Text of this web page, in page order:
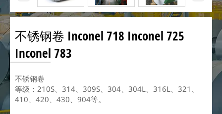
不锈钢卷 Inconel 718 Inconel 725
Inconel 783
不锈钢卷
等级：210S、314、309S、304、304L、316L、321、
410、420、430、904等。